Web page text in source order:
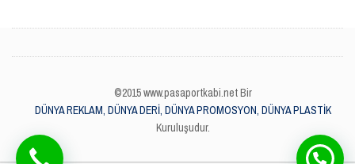
©2015 www.pasaportkabi.net Bir
DÜNYA REKLAM, DÜNYA DERİ, DÜNYA PROMOSYON, DÜNYA PLASTİK
Kuruluşudur.